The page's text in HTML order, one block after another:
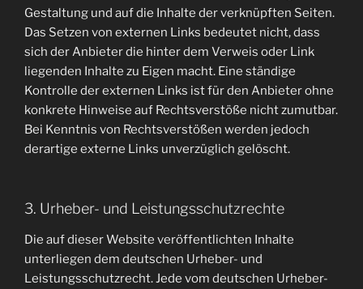
Gestaltung und auf die Inhalte der verknüpften Seiten.
Das Setzen von externen Links bedeutet nicht, dass
sich der Anbieter die hinter dem Verweis oder Link
liegenden Inhalte zu Eigen macht. Eine ständige
Kontrolle der externen Links ist für den Anbieter ohne
konkrete Hinweise auf Rechtsverstöße nicht zumutbar.
Bei Kenntnis von Rechtsverstößen werden jedoch
derartige externe Links unverzüglich gelöscht.
3. Urheber- und Leistungsschutzrechte
Die auf dieser Website veröffentlichten Inhalte
unterliegen dem deutschen Urheber- und
Leistungsschutzrecht. Jede vom deutschen Urheber-